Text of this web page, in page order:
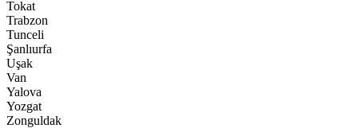
Tokat
Trabzon
Tunceli
Şanlıurfa
Uşak
Van
Yalova
Yozgat
Zonguldak